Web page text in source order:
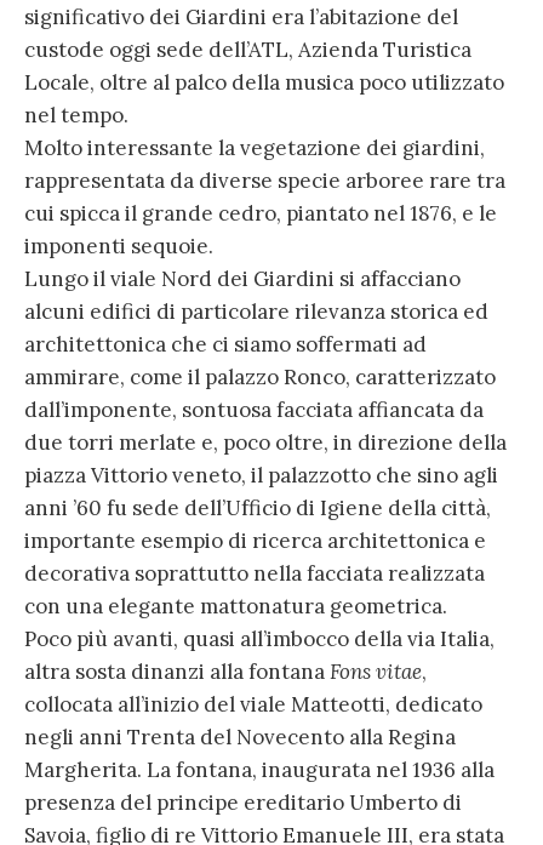
significativo dei Giardini era l’abitazione del
custode oggi sede dell’ATL, Azienda Turistica
Locale, oltre al palco della musica poco utilizzato
nel tempo.
Molto interessante la vegetazione dei giardini,
rappresentata da diverse specie arboree rare tra
cui spicca il grande cedro, piantato nel 1876, e le
imponenti sequoie.
Lungo il viale Nord dei Giardini si affacciano
alcuni edifici di particolare rilevanza storica ed
architettonica che ci siamo soffermati ad
ammirare, come il palazzo Ronco, caratterizzato
dall’imponente, sontuosa facciata affiancata da
due torri merlate e, poco oltre, in direzione della
piazza Vittorio veneto, il palazzotto che sino agli
anni ’60 fu sede dell’Ufficio di Igiene della città,
importante esempio di ricerca architettonica e
decorativa soprattutto nella facciata realizzata
con una elegante mattonatura geometrica.
Poco più avanti, quasi all’imbocco della via Italia,
altra sosta dinanzi alla fontanaFons vitae,
collocata all’inizio del viale Matteotti, dedicato
negli anni Trenta del Novecento alla Regina
Margherita. La fontana, inaugurata nel 1936 alla
presenza del principe ereditario Umberto di
Savoia, figlio di re Vittorio Emanuele III, era stata